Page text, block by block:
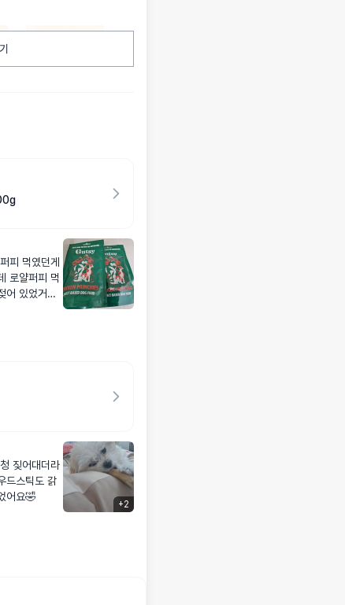
로얄퍼피 먹
어 있었거든
짖어대더라
드스틱도 갉
어요🤣
+2